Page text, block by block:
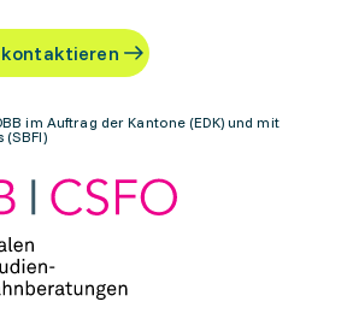
im Auftrag der Kantone (EDK) und mit
(SBFI)